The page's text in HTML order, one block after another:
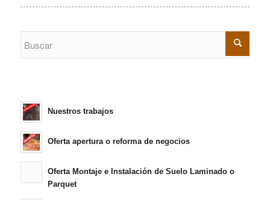
Nuestros trabajos
Oferta apertura o reforma de negocios
Oferta Montaje e Instalación de Suelo Laminado o
Parquet